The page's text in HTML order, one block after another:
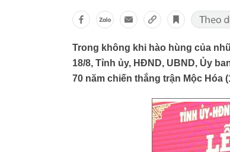
Trong không khi hào hùng của
18/8, Tỉnh ủy, HĐND, UBND, Ủy
70 năm chiến thắng trận Mộc Hóa